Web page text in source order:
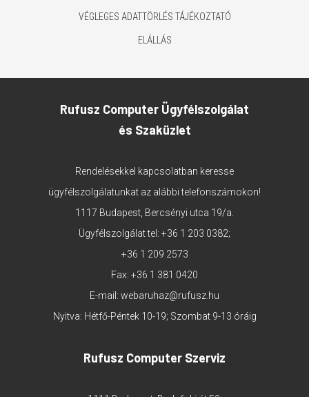
VÉGLEGES ADATTÖRLÉS TÁJÉKOZTATÓ
ELÁLLÁS
Rufusz Computer Ügyfélszolgálat
és Szaküzlet
Rendelésekkel kapcsolatban keresse
ügyfélszolgálatunkat az alábbi telefonszámokon!
1117 Budapest, Bercsényi utca 19/a.
Ügyfélszolgálat tel: +36 1 203 0382;
+36 1 209 2573
Fax: +36 1 381 0420
E-mail: webaruhaz@rufusz.hu
Nyitva: Hétfő-Péntek 10-19; Szombat 9-13 óráig
Rufusz Computer Szerviz